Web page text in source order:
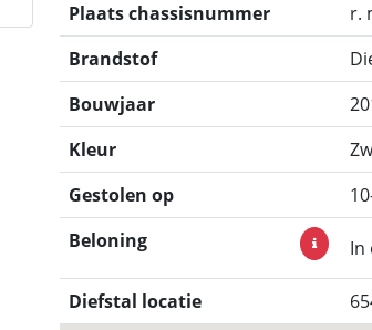
Plaats chassisnummer
r.
Brandstof
Bouwjaar
Kleur
Gestolen op
Beloning
In
Diefstal locatie